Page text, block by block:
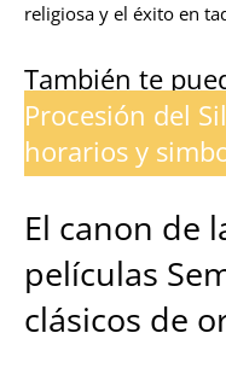
religiosa y el éxito en
También te
Procesión del
horarios y
El canon de
películas
clásicos de